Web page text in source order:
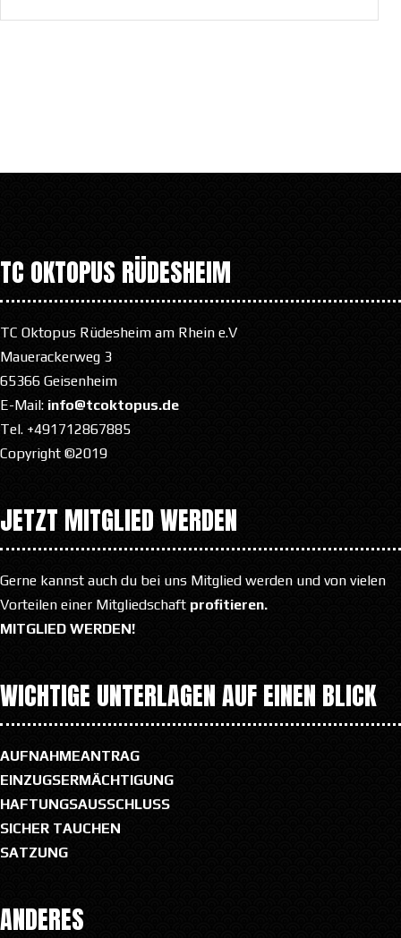
TC OKTOPUS RÜDESHEIM
TC Oktopus Rüdesheim am Rhein e.V
Mauerackerweg 3
65366 Geisenheim
E-Mail: info@tcoktopus.de
Tel. +491712867885
Copyright ©2019
JETZT MITGLIED WERDEN
Gerne kannst auch du bei uns Mitglied werden und von vielen
Vorteilen einer Mitgliedschaft profitieren.
MITGLIED WERDEN!
WICHTIGE UNTERLAGEN AUF EINEN BLICK
AUFNAHMEANTRAG
EINZUGSERMÄCHTIGUNG
HAFTUNGSAUSSCHLUSS
SICHER TAUCHEN
SATZUNG
ANDERES